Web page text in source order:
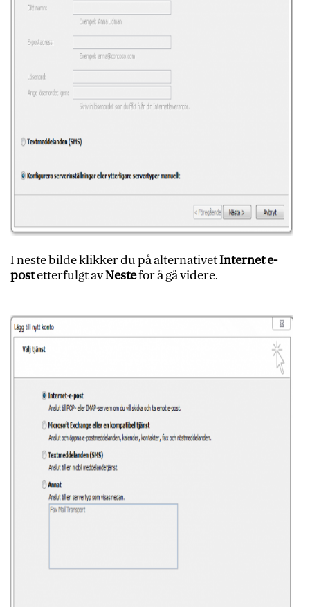
I neste bilde klikker du på alternativetInternet e-
postetterfulgt avNestefor å gå videre.